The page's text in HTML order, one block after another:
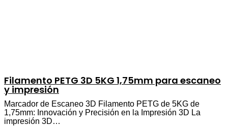
Filamento PETG 3D 5KG 1,75mm para escaneo
y impresión
Marcador de Escaneo 3D Filamento PETG de 5KG de
1,75mm: Innovación y Precisión en la Impresión 3D La
impresión 3D…